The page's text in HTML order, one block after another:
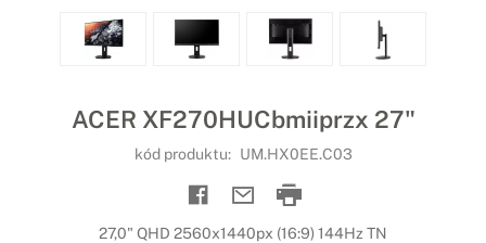
ACER XF270HUCbmiiprzx 27"
kód produktu: UM.HX0EE.C03
27,0" QHD 2560x1440px (16:9) 144Hz TN